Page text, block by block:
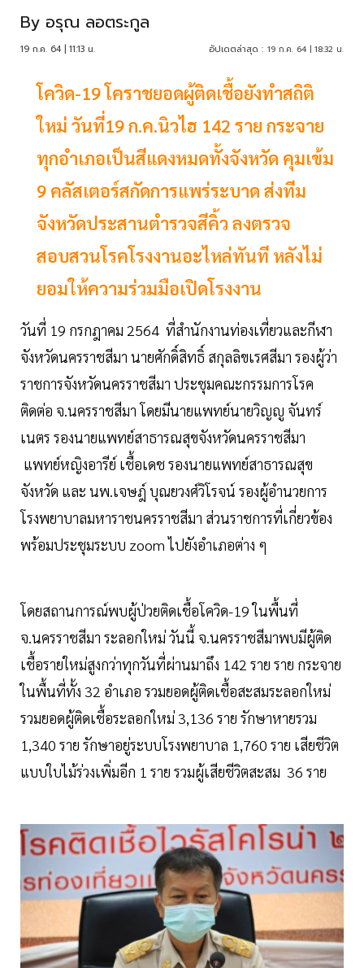
By อรุณ ลอตระกูล
19 ก.ค. 64 | 11:13 น. อัปเดตล่าสุด : 19 ก.ค. 64 | 18:32 น.
โควิด-19 โคราชยอดผู้ติดเชื้อยังทำสถิติ
ใหม่ วันที่19 ก.ค.นิวไฮ 142 ราย กระจาย
ทุกอำเภอเป็นสีแดงหมดทั้งจังหวัด คุมเข้ม
9 คลัสเตอร์สกัดการแพร่ระบาด ส่งทีม
จังหวัดประสานตำรวจสีคิ้ว ลงตรวจ
สอบสวนโรคโรงงานอะไหล่ทันที หลังไม่
ยอมให้ความร่วมมือเปิดโรงงาน
วันที่ 19 กรกฎาคม 2564 ที่สำนักงานท่องเที่ยวและกีฬา
จังหวัดนครราชสีมา นายศักดิ์สิทธิ์ สกุลลิขเรศสีมา รองผู้ว่า
ราชการจังหวัดนครราชสีมา ประชุมคณะกรรมการโรค
ติดต่อ จ.นครราชสีมา โดยมีนายแพทย์นายวิญญู จันทร์
เนตร รองนายแพทย์สาธารณสุขจังหวัดนครราชสีมา
แพทย์หญิงอารีย์ เชื้อเดช รองนายแพทย์สาธารณสุข
จังหวัด และ นพ.เจษฎ์ บุณยวงศ์วิโรจน์ รองผู้อำนวยการ
โรงพยาบาลมหาราชนครราชสีมา ส่วนราชการที่เกี่ยวข้อง
พร้อมประชุมระบบ zoom ไปยังอำเภอต่าง ๆ
โดยสถานการณ์พบผู้ป่วยติดเชื้อโควิด-19 ในพื้นที่
จ.นครราชสีมา ระลอกใหม่ วันนี้ จ.นครราชสีมาพบมีผู้ติด
เชื้อรายใหม่สูงกว่าทุกวันที่ผ่านมาถึง 142 ราย ราย กระจาย
ในพื้นที่ทั้ง 32 อำเภอ รวมยอดผู้ติดเชื้อสะสมระลอกใหม่
รวมยอดผู้ติดเชื้อระลอกใหม่ 3,136 ราย รักษาหายรวม
1,340 ราย รักษาอยู่ระบบโรงพยาบาล 1,760 ราย เสียชีวิต
แบบใบไม้ร่วงเพิ่มอีก 1 ราย รวมผู้เสียชีวิตสะสม 36 ราย